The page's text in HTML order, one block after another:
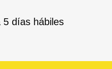
5 días hábiles